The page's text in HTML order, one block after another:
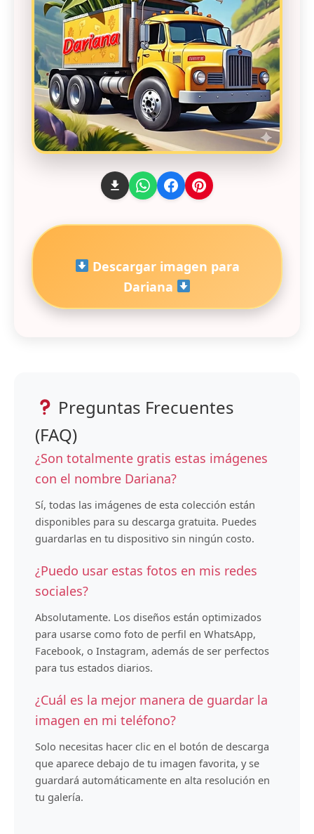
Descargar imagen para
Dariana
Preguntas Frecuentes
(FAQ)
¿Son totalmente gratis estas imágenes
con el nombre Dariana?
Sí, todas las imágenes de esta colección están
disponibles para su descarga gratuita. Puedes
guardarlas en tu dispositivo sin ningún costo.
¿Puedo usar estas fotos en mis redes
sociales?
Absolutamente. Los diseños están optimizados
para usarse como foto de perfil en WhatsApp,
Facebook, o Instagram, además de ser perfectos
para tus estados diarios.
¿Cuál es la mejor manera de guardar la
imagen en mi teléfono?
Solo necesitas hacer clic en el botón de descarga
que aparece debajo de tu imagen favorita, y se
guardará automáticamente en alta resolución en
tu galería.